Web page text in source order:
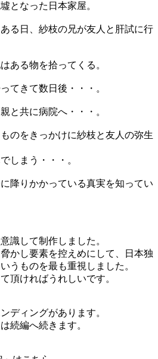
となった日本家屋。
る日、紗枝の兄が友人と肝試に行
ある物を拾ってくる。
てきて数日後・・・。
と共に病院へ・・・。
のをきっかけに紗枝と友人の弥生
しまう・・・。
降りかかっている真実を知ってい
識して制作しました。
かし要素を控えめにして、日本独
うものを最も重視しました。
頂ければうれしいです。
ディングがあります。
続編へ続きます。